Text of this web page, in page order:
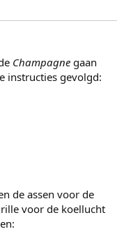
Champagne gaan
instructies gevolgd:
de assen voor de
voor de koellucht